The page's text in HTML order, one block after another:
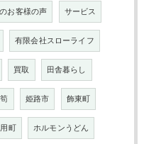
お客様の声 サービス
有限会社スローライフ
買取 田舎暮らし
筍 姫路市 飾東町
町 ホルモンうどん